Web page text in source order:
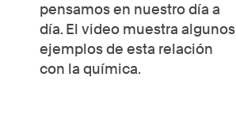
pensamos en nuestro día a
día. El video muestra algunos
ejemplos de esta relación
con la química.